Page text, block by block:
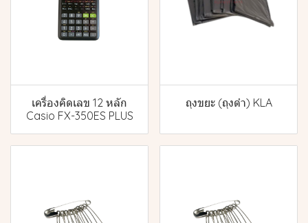
เครื่องคิดเลข 12 หลัก
Casio FX-350ES PLUS
ถุงขยะ (ถุงดำ) KLA